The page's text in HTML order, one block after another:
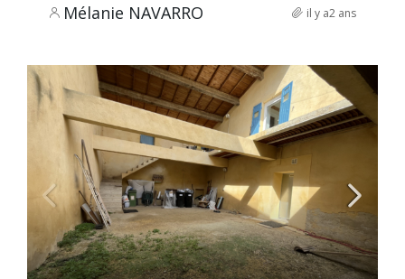
Mélanie NAVARRO il y a2 ans